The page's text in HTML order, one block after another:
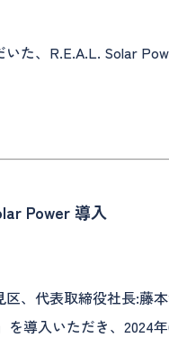
た、R.E.A.L. Solar
Power 導入
、代表取締役社長:藤
を導入いただき、2024